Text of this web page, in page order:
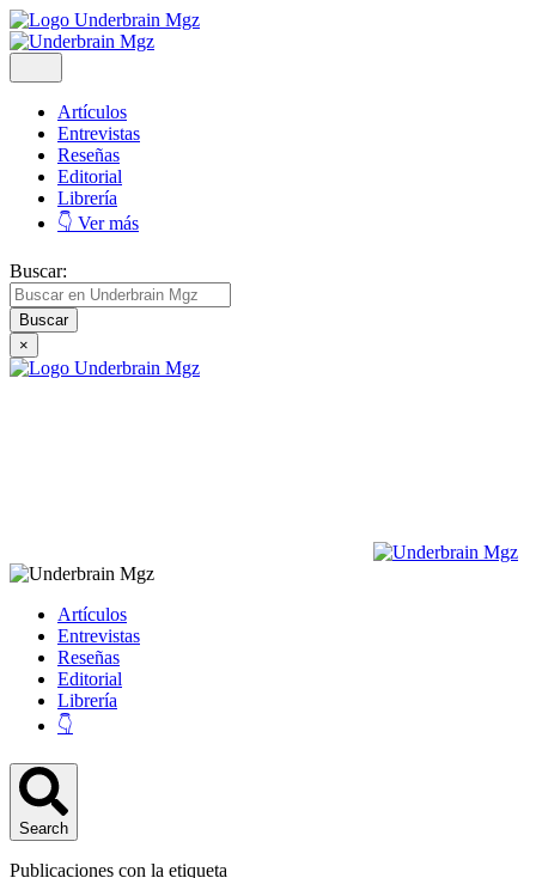
Artículos
Entrevistas
Reseñas
Editorial
Librería
👇 Ver más
Buscar:
×
Artículos
Entrevistas
Reseñas
Editorial
Librería
👇
Search
Publicaciones con la etiqueta